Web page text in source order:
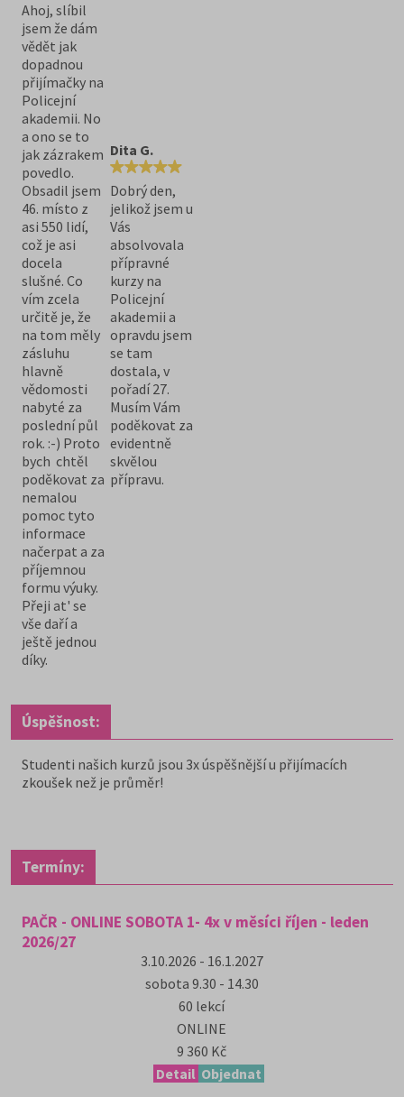
Ahoj, slíbil
jsem že dám
vědět jak
dopadnou
přijímačky na
Policejní
akademii. No
a ono se to
jak zázrakem
povedlo.
Obsadil jsem
46. místo z
asi 550 lidí,
což je asi
docela
slušné. Co
vím zcela
určitě je, že
na tom měly
zásluhu
hlavně
vědomosti
nabyté za
poslední půl
rok. :-) Proto
bych chtěl
poděkovat za
nemalou
pomoc tyto
informace
načerpat a za
příjemnou
formu výuky.
Přeji at' se
vše daří a
ještě jednou
díky.
Dita G.
Dobrý den,
jelikož jsem u
Vás
absolvovala
přípravné
kurzy na
Policejní
akademii a
opravdu jsem
se tam
dostala, v
pořadí 27.
Musím Vám
poděkovat za
evidentně
skvělou
přípravu.
Úspěšnost:
Studenti našich kurzů jsou 3x úspěšnější u přijímacích
zkoušek než je průměr!
Termíny:
PAČR - ONLINE SOBOTA 1- 4x v měsíci říjen - leden
2026/27
3.10.2026 - 16.1.2027
sobota 9.30 - 14.30
60 lekcí
ONLINE
9 360 Kč
Detail Objednat